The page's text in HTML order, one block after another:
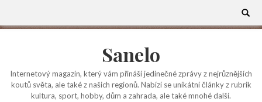
Search
Sanelo
Internetový magazín, který vám přináší jedinečné zprávy z nejrůznějších
koutů světa, ale také z našich regionů. Nabízí se unikátní články z rubrik
kultura, sport, hobby, dům a zahrada, ale také mnohé další.